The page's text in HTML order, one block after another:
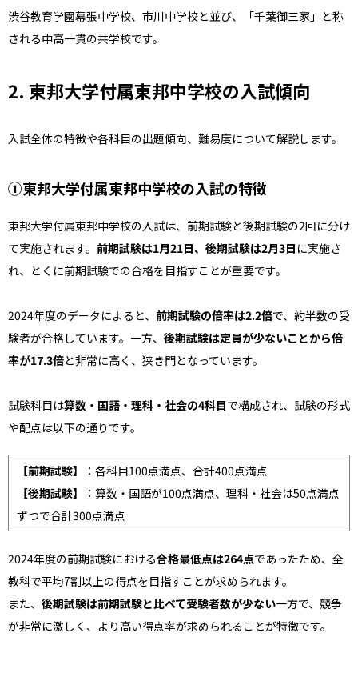
渋谷教育学園幕張中学校、市川中学校と並び、「千葉御三家」と称
される中高一貫の共学校です。
2. 東邦大学付属東邦中学校の入試傾向
入試全体の特徴や各科目の出題傾向、難易度について解説します。
①東邦大学付属東邦中学校の入試の特徴
東邦大学付属東邦中学校の入試は、前期試験と後期試験の2回に分け
て実施されます。 前期試験は1月21日、後期試験は2月3日 に実施さ
れ、とくに前期試験での合格を目指すことが重要です。
2024年度のデータによると、 前期試験の倍率は2.2倍で、約半数の受
験者が合格しています。一方、 後期試験は定員が少ないことから倍
率が17.3倍と非常に高く、狭き門となっています。
試験科目は算数・国語・理科・社会の4科目で構成され、試験の形式
や配点は以下の通りです。
【前期試験】
：各科目100点満点、合計400点満点
【後期試験】
：算数・国語が100点満点、理科・社会は50点満点
ずつで合計300点満点
2024年度の前期試験における合格最低点は264点であったため、全
教科で平均7割以上の得点を目指すことが求められます。
また、 後期試験は前期試験と比べて受験者数が少ない一方で、競争
が非常に激しく、より高い得点率が求められることが特徴です。